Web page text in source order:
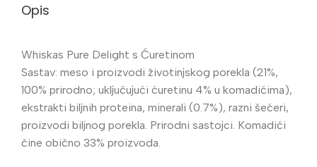
Opis
Whiskas Pure Delight s Ćuretinom
Sastav: meso i proizvodi životinjskog porekla (21%,
100% prirodno; uključujući ćuretinu 4% u komadićima),
ekstrakti biljnih proteina, minerali (0.7%), razni šećeri,
proizvodi biljnog porekla. Prirodni sastojci. Komadići
čine obično 33% proizvoda.